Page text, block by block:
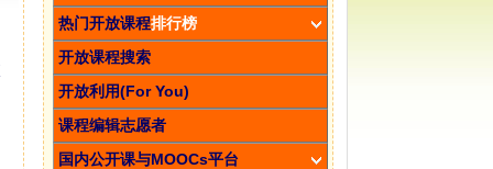
热门开放课程排行榜
开放课程搜索
开放利用(For You)
课程编辑志愿者
国内公开课与MOOCs平台